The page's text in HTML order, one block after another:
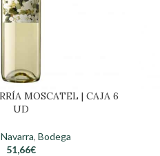
MOSCATEL | CAJA 6
UD
Navarra, Bodega
51,66€